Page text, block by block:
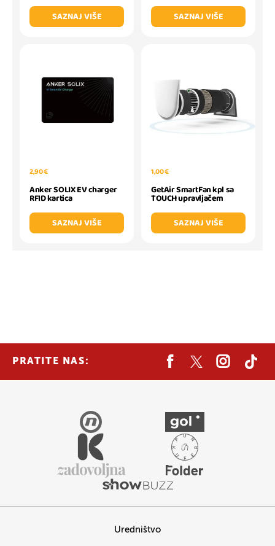
SAZNAJ VIŠE
SAZNAJ VIŠE
2,90 €
Anker SOLIX EV charger
RFID kartica
SAZNAJ VIŠE
1,00 €
GetAir SmartFan kpl sa
TOUCH upravljačem
SAZNAJ VIŠE
PRATITE NAS:
Uredništvo